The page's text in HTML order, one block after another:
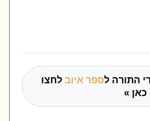
התורה לספר איובלחצו
»